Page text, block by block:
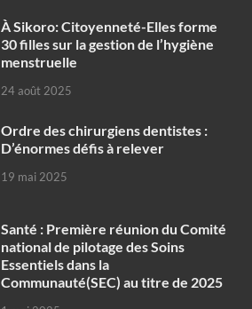
À Sikoro: Citoyenneté-Elles forme
30 filles sur la gestion de l’hygiène
menstruelle
24 août 2025
Ordre des chirurgiens dentistes :
D’énormes défis à relever
19 mai 2025
Santé : Première réunion du Comité
national de pilotage des Soins
Essentiels dans la
Communauté(SEC) au titre de 2025